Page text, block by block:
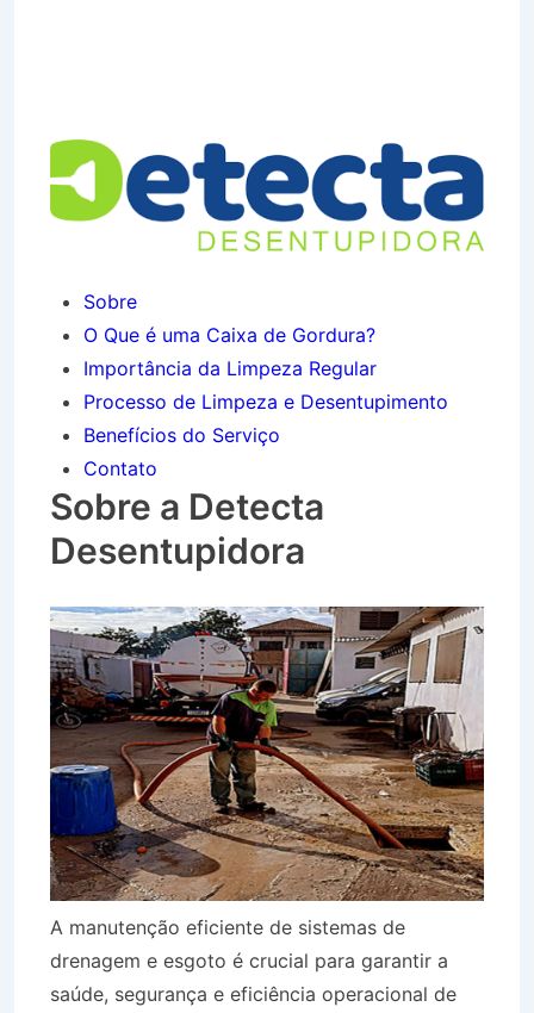
Sobre
O Que é uma Caixa de Gordura?
Importância da Limpeza Regular
Processo de Limpeza e Desentupimento
Benefícios do Serviço
Contato
Sobre a Detecta
Desentupidora
A manutenção eficiente de sistemas de
drenagem e esgoto é crucial para garantir a
saúde, segurança e eficiência operacional de